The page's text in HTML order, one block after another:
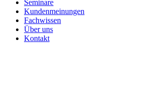
Seminare
Kundenmeinungen
Fachwissen
Über uns
Kontakt